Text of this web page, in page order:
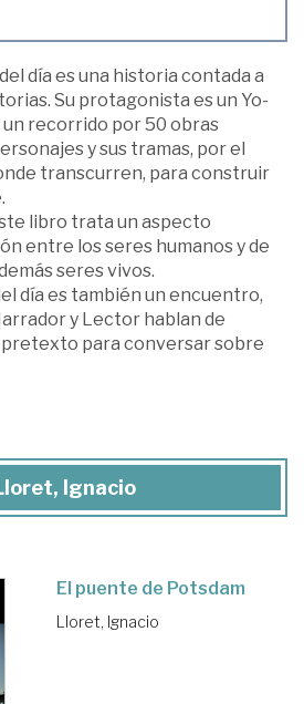
día es una historia contada a
Su protagonista es un Yo-
recorrido por 50 obras
y sus tramas, por el
transcurren, para construir
libro trata un aspecto
entre los seres humanos y de
seres vivos.
día es también un encuentro,
y Lector hablan de
para conversar sobre
Ignacio
El puente de Potsdam
Lloret, Ignacio